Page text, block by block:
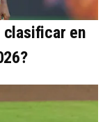
clasificar en